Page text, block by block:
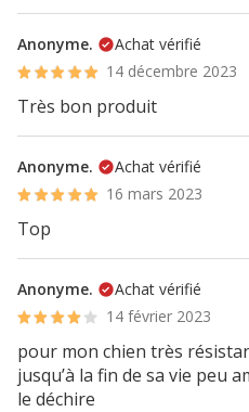
Anonyme.
Achat vérifié
14 décembre 2023
Très bon produit
Anonyme.
Achat vérifié
16 mars 2023
Top
Anonyme.
Achat vérifié
14 février 2023
pour mon chien très
jusqu’à la fin de sa vie peu
le déchire